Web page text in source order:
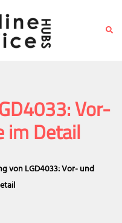
Vor-
im Detail
von LGD4033: Vor- und